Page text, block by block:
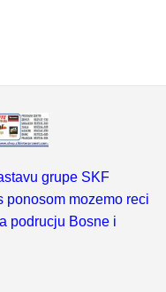
grupe SKF
ponosom mozemo reci
podrucju Bosne i